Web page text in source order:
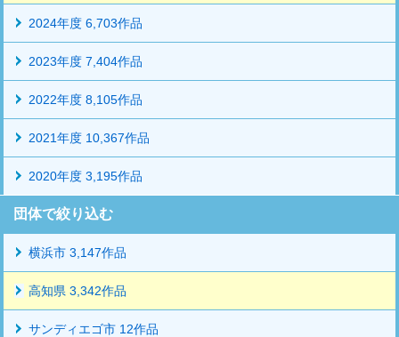
2024年度 6,703作品
2023年度 7,404作品
2022年度 8,105作品
2021年度 10,367作品
2020年度 3,195作品
団体で絞り込む
横浜市 3,147作品
高知県 3,342作品
サンディエゴ市 12作品